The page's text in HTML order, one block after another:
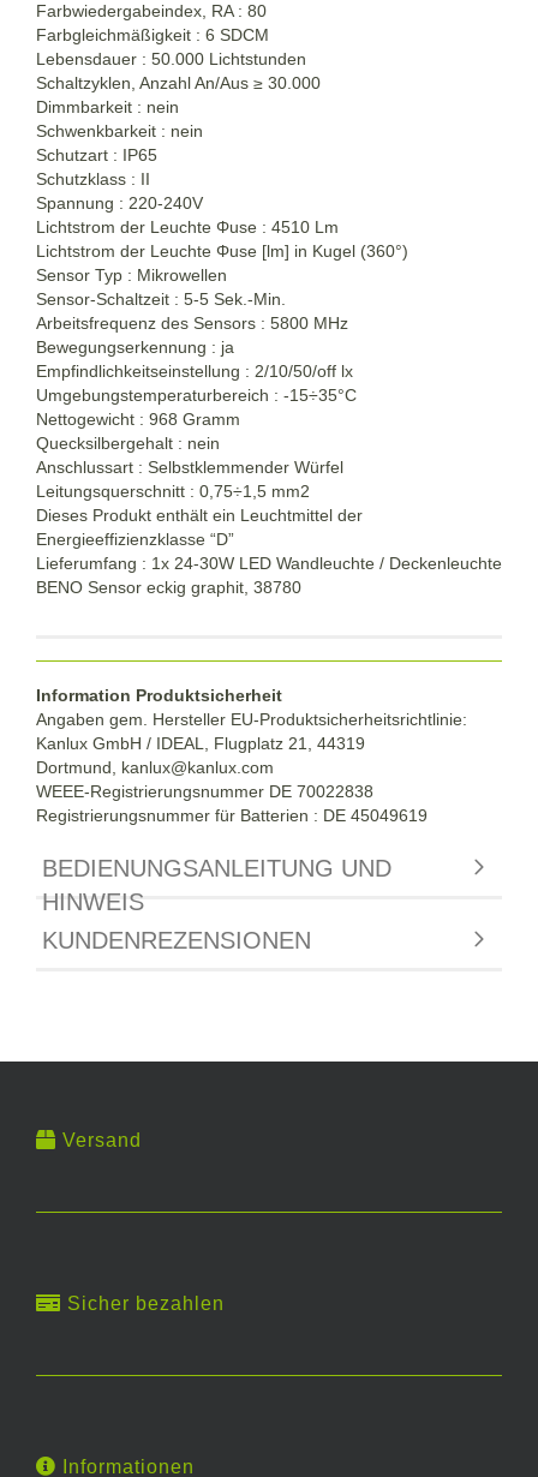
Farbwiedergabeindex, RA : 80
Farbgleichmäßigkeit : 6 SDCM
Lebensdauer : 50.000 Lichtstunden
Schaltzyklen, Anzahl An/Aus ≥ 30.000
Dimmbarkeit : nein
Schwenkbarkeit : nein
Schutzart : IP65
Schutzklass : II
Spannung : 220-240V
Lichtstrom der Leuchte Φuse : 4510 Lm
Lichtstrom der Leuchte Φuse [lm] in Kugel (360°)
Sensor Typ : Mikrowellen
Sensor-Schaltzeit : 5-5 Sek.-Min.
Arbeitsfrequenz des Sensors : 5800 MHz
Bewegungserkennung : ja
Empfindlichkeitseinstellung : 2/10/50/off lx
Umgebungstemperaturbereich : -15÷35°C
Nettogewicht : 968 Gramm
Quecksilbergehalt : nein
Anschlussart : Selbstklemmender Würfel
Leitungsquerschnitt : 0,75÷1,5 mm2
Dieses Produkt enthält ein Leuchtmittel der
Energieeffizienzklasse “D”
Lieferumfang : 1x 24-30W LED Wandleuchte / Deckenleuchte
BENO Sensor eckig graphit, 38780
Information Produktsicherheit
Angaben gem. Hersteller EU-Produktsicherheitsrichtlinie:
Kanlux GmbH / IDEAL, Flugplatz 21, 44319
Dortmund, kanlux@kanlux.com
WEEE-Registrierungsnummer DE 70022838
Registrierungsnummer für Batterien : DE 45049619
BEDIENUNGSANLEITUNG UND
HINWEIS
KUNDENREZENSIONEN
Versand
Sicher bezahlen
Informationen